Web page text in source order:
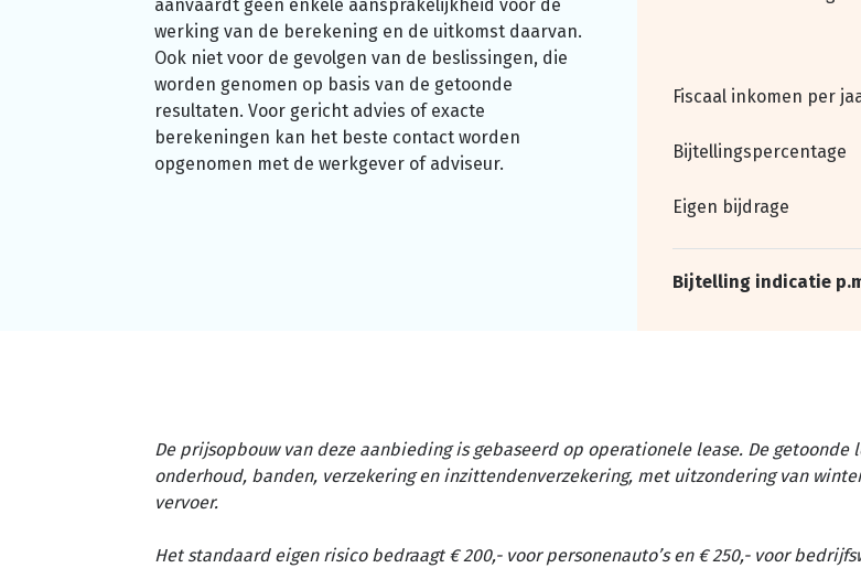
aanvaardt geen enkele aansprakelijkheid voor de
werking van de berekening en de uitkomst daarvan.
Ook niet voor de gevolgen van de beslissingen, die
worden genomen op basis van de getoonde
resultaten. Voor gericht advies of exacte
berekeningen kan het beste contact worden
opgenomen met de werkgever of adviseur.
Fiscaal inkomen per
Bijtellingspercentage
Eigen bijdrage
Bijtelling indicatie
De prijsopbouw van deze aanbieding is gebaseerd op operationele lease. De
onderhoud, banden, verzekering en inzittendenverzekering, met uitzondering van
vervoer.
Het standaard eigen risico bedraagt € 200,- voor personenauto’s en € 250,- voor